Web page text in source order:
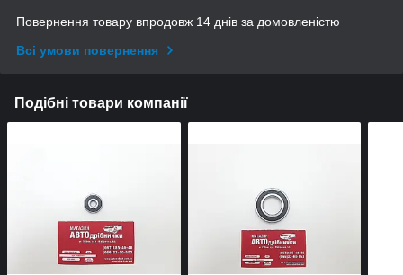
Повернення товару впродовж 14 днів за домовленістю
Всі умови повернення
Подібні товари компанії